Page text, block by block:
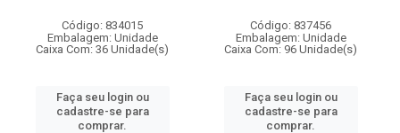
Código: 834015
Embalagem: Unidade
Caixa Com: 36 Unidade(s)
Faça seu login ou
cadastre-se para
comprar.
Código: 837456
Embalagem: Unidade
Caixa Com: 96 Unidade(s)
Faça seu login ou
cadastre-se para
comprar.